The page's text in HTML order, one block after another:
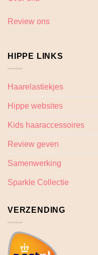
Review ons
HIPPE LINKS
Haarelastiekjes
Hippe websites
Kids haaraccessoires
Review geven
Samenwerking
Sparkle Collectie
VERZENDING